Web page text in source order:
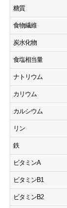
糖質
食物繊維
炭水化物
食塩相当量
ナトリウム
カリウム
カルシウム
リン
鉄
ビタミンA
ビタミンB1
ビタミンB2